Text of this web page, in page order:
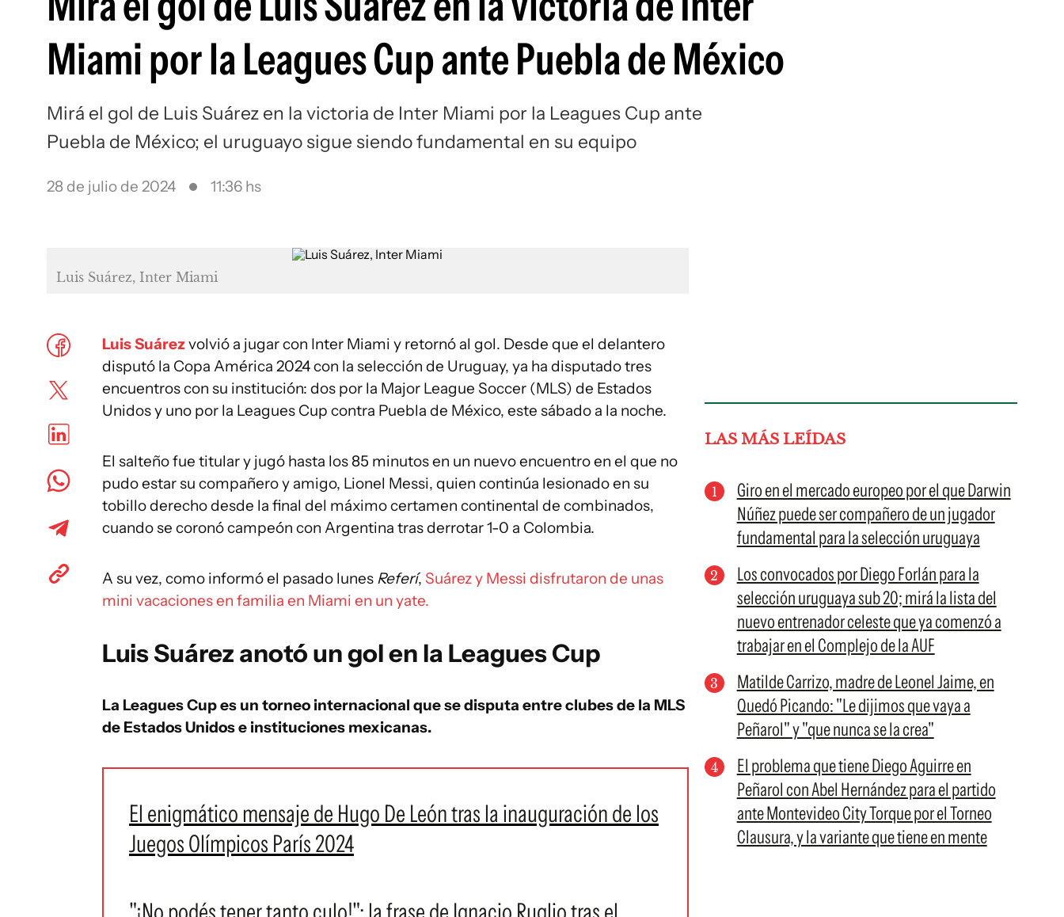
Siguenos en:
Miami por la Leagues Cup ante Puebla de México
Mirá el gol de Luis Suárez en la victoria de Inter Miami por la Leagues Cup ante
Puebla de México; el uruguayo sigue siendo fundamental en su equipo
28 de julio de 2024 11:36 hs
Luis Suárez, Inter Miami
Luis Suárezvolvió a jugar con Inter Miami y retornó al gol. Desde que el delantero
disputó la Copa América 2024 con la selección de Uruguay, ya ha disputado tres
encuentros con su institución: dos por la Major League Soccer (MLS) de Estados
Unidos y uno por la Leagues Cup contra Puebla de México, este sábado a la noche.
El salteño fue titular y jugó hasta los 85 minutos en un nuevo encuentro en el que no
pudo estar su compañero y amigo, Lionel Messi, quien continúa lesionado en su
tobillo derecho desde la final del máximo certamen continental de combinados,
cuando se coronó campeón con Argentina tras derrotar 1-0 a Colombia.
A su vez, como informó el pasado lunes Referí, Suárez y Messi disfrutaron de unas
mini vacaciones en familia en Miami en un yate.
Luis Suárez anotó un gol en la Leagues Cup
La Leagues Cup es un torneo internacional que se disputa entre clubes de la MLS
de Estados Unidos e instituciones mexicanas.
El enigmático mensaje de Hugo De León tras la inauguración de los
Juegos Olímpicos París 2024
LAS MÁS LEÍDAS
Giro en el mercado europeo por el que Darwin
Núñez puede ser compañero de un jugador
fundamental para la selección uruguaya
Los convocados por Diego Forlán para la
selección uruguaya sub 20; mirá la lista del
nuevo entrenador celeste que ya comenzó a
trabajar en el Complejo de la AUF
Matilde Carrizo, madre de Leonel Jaime, en
Quedó Picando: "Le dijimos que vaya a
Peñarol" y "que nunca se la crea"
El problema que tiene Diego Aguirre en
Peñarol con Abel Hernández para el partido
ante Montevideo City Torque por el Torneo
Clausura, y la variante que tiene en mente